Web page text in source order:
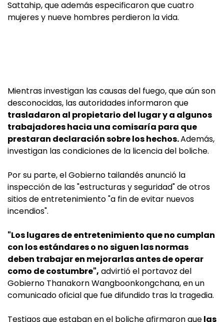
Sattahip, que además especificaron que cuatro
mujeres y nueve hombres perdieron la vida.
Mientras investigan las causas del fuego, que aún son
desconocidas, las autoridades informaron que
trasladaron al propietario del lugar y a algunos
trabajadores hacia una comisaría para que
prestaran declaración sobre los hechos.Además,
investigan las condiciones de la licencia del boliche.
Por su parte, el Gobierno tailandés anunció la
inspección de las "estructuras y seguridad" de otros
sitios de entretenimiento "a fin de evitar nuevos
incendios".
"Los lugares de entretenimiento que no cumplan
con los estándares o no siguen las normas
deben trabajar en mejorarlas antes de operar
como de costumbre", advirtió el portavoz del
Gobierno Thanakorn Wangboonkongchana, en un
comunicado oficial que fue difundido tras la tragedia.
Testigos que estaban en el boliche afirmaron quelas